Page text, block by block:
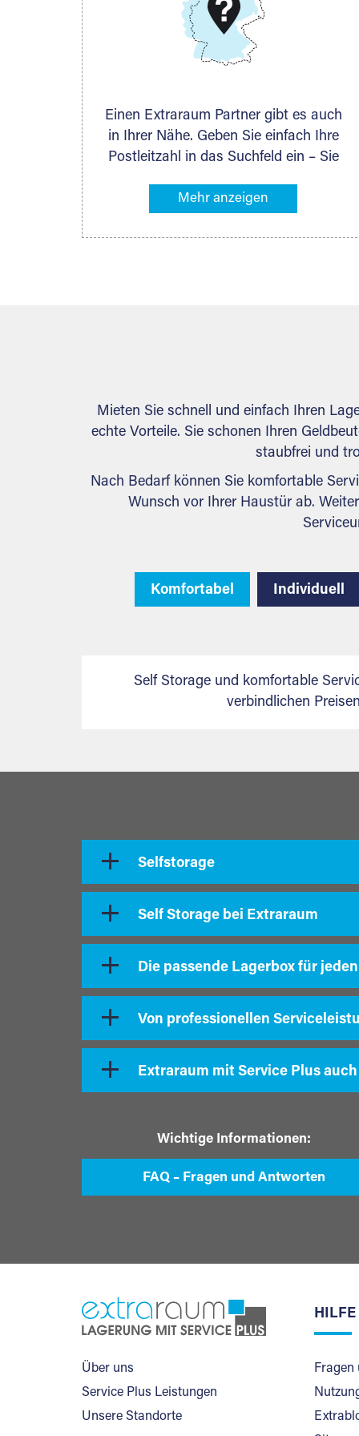
DMG Aktiengesellschaft
Schieferstein 11A
Einen Extraraum Partner gibt es auch
in Ihrer Nähe. Geben Sie einfach Ihre
Postleitzahl in das Suchfeld ein – Sie
Partners mit Lagermöglichkeiten in
können Sie anschließend Ihren
Mieten Sie schnell und einfach Ihren
echte Vorteile. Sie schonen Ihren
staubfrei und
Nach Bedarf können Sie komfortable
Wunsch vor Ihrer Haustür ab.
Komfortabel Individuell
Self Storage und komfortable
verbindlichen
Selfstorage
Self Storage bei Extraraum
Die passende Lagerbox für
Von professionellen
Extraraum mit Service Plus
Wichtige Informationen:
FAQ – Fragen und Antworten
Über uns
Service Plus Leistungen
Unsere Standorte
HILFE